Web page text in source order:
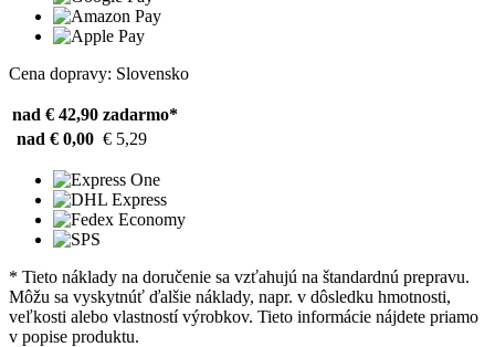
Cena dopravy: Slovensko
nad € 42,90 zadarmo*
nad € 0,00 € 5,29
* Tieto náklady na doručenie sa vzťahujú na štandardnú prepravu.
Môžu sa vyskytnúť ďalšie náklady, napr. v dôsledku hmotnosti,
veľkosti alebo vlastností výrobkov. Tieto informácie nájdete priamo
v popise produktu.